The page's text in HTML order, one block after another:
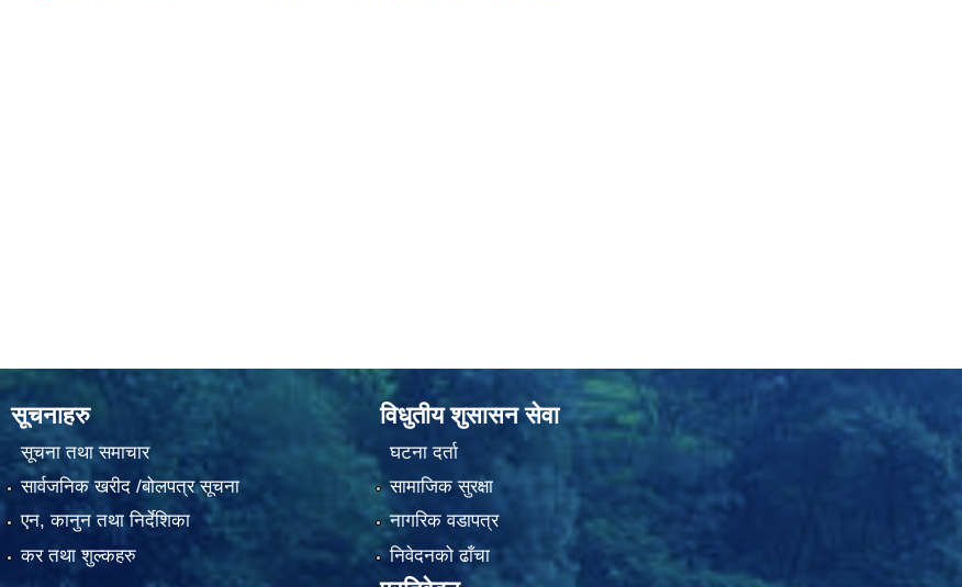
सूचनाहरु
सूचना तथा समाचार
सार्वजनिक खरीद /बोलपत्र सूचना
एन, कानुन तथा निर्देशिका
कर तथा शुल्कहरु
विधुतीय शुसासन सेवा
घटना दर्ता
सामाजिक सुरक्षा
नागरिक वडापत्र
निवेदनको ढाँचा